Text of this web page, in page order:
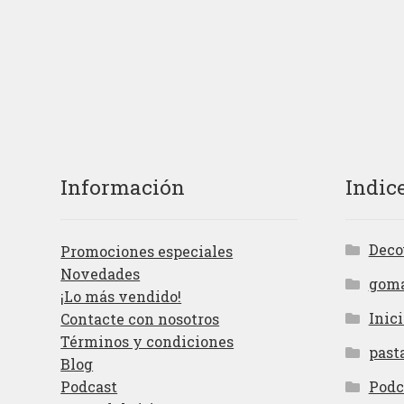
Información
Promociones especiales
Novedades
¡Lo más vendido!
Contacte con nosotros
Términos y condiciones
Blog
Podcast